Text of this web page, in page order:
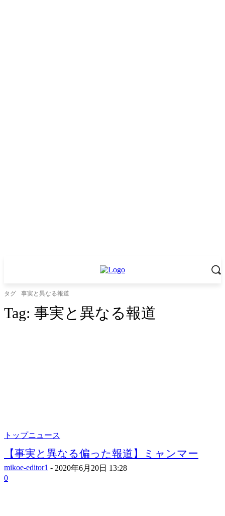
タグ 事実と異なる報道
Tag: 事実と異なる報道
トップニュース
【事実と異なる偏った報道】ミャンマー
mikoe-editor1 - 2020年6月20日 13:28
0